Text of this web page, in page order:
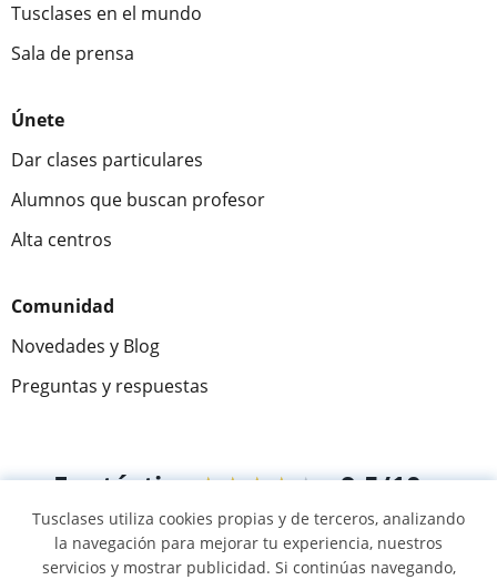
Tusclases en el mundo
Sala de prensa
Únete
Dar clases particulares
Alumnos que buscan profesor
Alta centros
Comunidad
Novedades y Blog
Preguntas y respuestas
Fantástica★★★★★ 9,5/10
305883 opiniones de alumnos
Tusclases utiliza cookies propias y de terceros, analizando
la navegación para mejorar tu experiencia, nuestros
servicios y mostrar publicidad. Si continúas navegando,